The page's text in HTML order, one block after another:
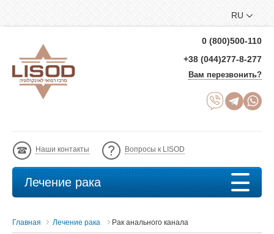
RU
0 (800)500-110
+38 (044)277-8-277
Вам перезвонить?
Наши контакты Вопросы к LISOD
Лечение рака
Главная Лечение рака Рак анального канала